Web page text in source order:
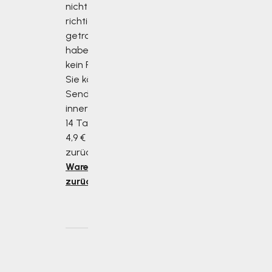
nicht die
richtige Größe
getroffen
haben, ist das
kein Problem!
Sie können die
Sendung
innerhalb von
14 Tagen für
4,9 € an uns
zurücksenden.
Ware
zurücksenden